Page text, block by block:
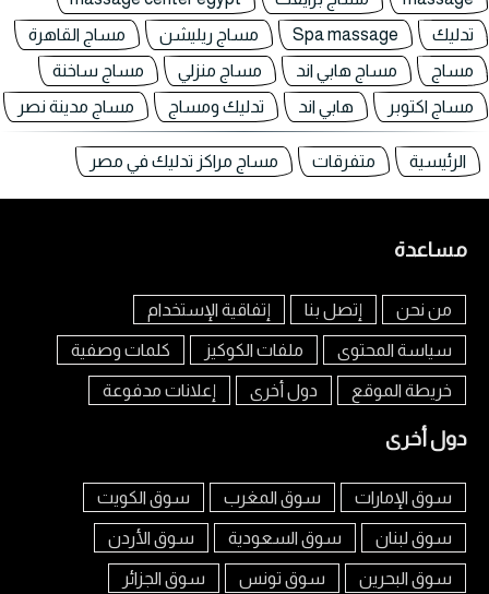
تدليك
Spa massage مساج ريليشن
مساج القاهرة
مساج
مساج هابي اند مساج منزلي
مساج ساخنة
مساج اكتوبر
هابي اند تدليك ومساج مساج مدينة نصر
الرئيسية متفرقات مساج مراكز تدليك في مصر
مساعدة
من نحن إتصل بنا إتفاقية الإستخدام
سياسة المحتوى ملفات الكوكيز كلمات وصفية
خريطة الموقع دول أخرى إعلانات مدفوعة
دول أخرى
سوق الإمارات سوق المغرب سوق الكويت
سوق لبنان سوق السعودية سوق الأردن
سوق البحرين سوق تونس سوق الجزائر